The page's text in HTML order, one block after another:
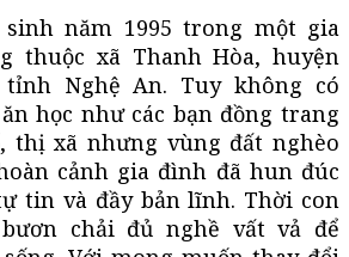
năm 1995 trong một gia
thuộc xã Thanh Hòa, huyện
tỉnh Nghệ An. Tuy không có
học như các bạn đồng trang
thị xã nhưng vùng đất nghèo
cảnh gia đình đã hun đúc
tin và đầy bản lĩnh. Thời con
chải đủ nghề vất vả để